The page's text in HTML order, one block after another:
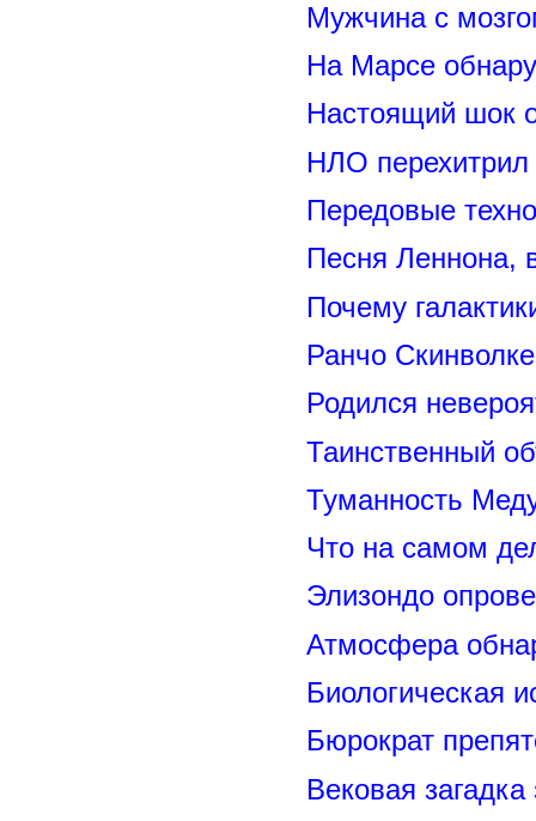
Мужчина с
На Марсе
Настоящий шок
НЛО перехитрил
Передовые
Песня Леннона,
Почему
Ранчо
Родился
Таинственный
Туманность
Что на самом
Элизондо
Атмосфера
Биологическая
Бюрократ
Вековая